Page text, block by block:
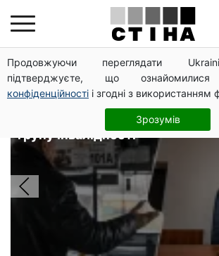
Продовжуючи переглядати
підтверджуєте, що
конфіденційності і згодні з використанням
Зрозумів
Головні новини
120 000 грн на авто:
для ветеранів хочуть поширити
групу інвалідності